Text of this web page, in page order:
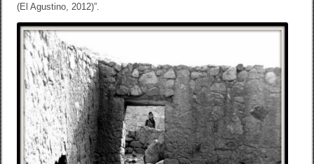
(El Agustino, 2012)”.